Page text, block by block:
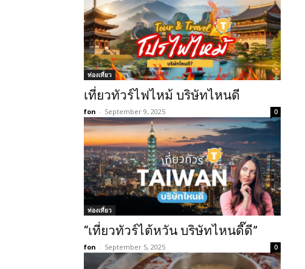
ท่องเที่ยว
เที่ยวทัวร์ไฟไหม้ บริษัทไหนดี
fon - September 9, 2025 0
ท่องเที่ยว
“เที่ยวทัวร์ไต้หวัน บริษัทไหนดี๊ดี”
fon - September 5, 2025 0